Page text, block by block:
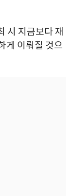
시 지금보다 재
게 이뤄질 것으